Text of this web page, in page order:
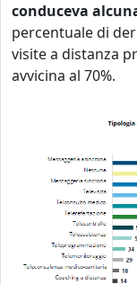
conduceva
percentuale di
visite a distanza
avvicina al 70%.